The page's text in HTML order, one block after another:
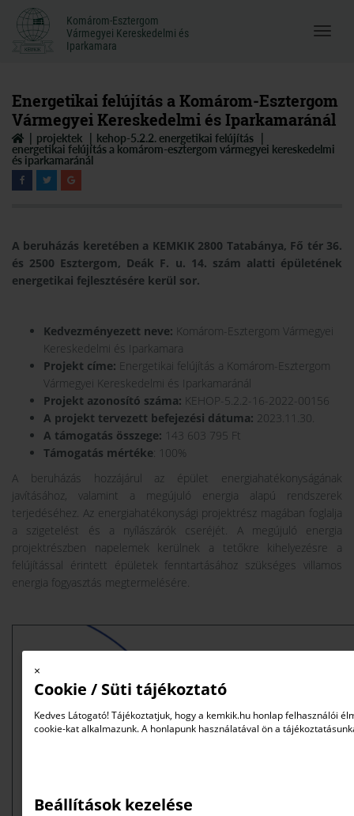
×
Cookie / Süti tájékoztató
Kedves Látogató! Tájékoztatjuk, hogy a kemkik.hu honlap felhasználói
cookie-kat alkalmazunk. A honlapunk használatával ön a
Beállítások kezelése
Komárom-Esztergom
Vármegyei Kereskedelmi és
Iparkamara
Komárom-Esztergom
Vármegyei Kereskedelmi és
Iparkamara
Menü
Energetikai felújítás a Komárom-Esztergom
Vármegyei Kereskedelmi és Iparkamaránál
projektek
kehop-5.2.2. energetikai felújítás
energetikai felújítás a komárom-esztergom vármegyei kereskedelmi
és iparkamaránál
A beruházás keretében a KEMKIK 2800 Tatabánya, Fő tér 36.
és 2500 Esztergom, Deák F. u. 14. szám alatti épületének
energetikai fejlesztésére kerül sor.
Kedvezményezett neve: Komárom-Esztergom Vármegyei
Kereskedelmi és Iparkamara
Projekt címe: Energetikai felújítás a Komárom-Esztergom
Vármegyei Kereskedelmi és Iparkamaránál
Projekt azonosító száma: KEHOP-5.2.2-16-2022-00156
A projekt tervezett befejezési dátuma: 2023.11.30.
A támogatás összege: 143 603 795 Ft
Támogatás mértéke: 100%
A beruházás hozzájárul az épület energiahatékonyságának
javításához, valamint a megújuló energia alapú rendszerek
terjedéséhez. Az energiahatékonysági projektrész magában foglalja
a szigetelést és a nyílászárók cseréjét. A megújuló energia
projektrészben napelemek kerülnek a tetőkre kihelyezésre a
felújítással érintett épületek fenntartásához szükséges villamos
energia fogyasztás megtermelésére.